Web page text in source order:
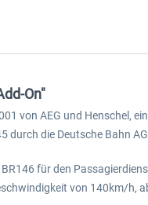
On"
von AEG und Henschel,
durch die Deutsche Bahn
für den
von 140km/h,